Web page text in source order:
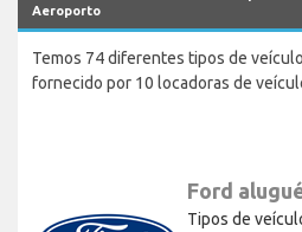
Aeroporto
Temos 74 diferentes tipos de
fornecido por 10 locadoras de
Ford
Tipos de